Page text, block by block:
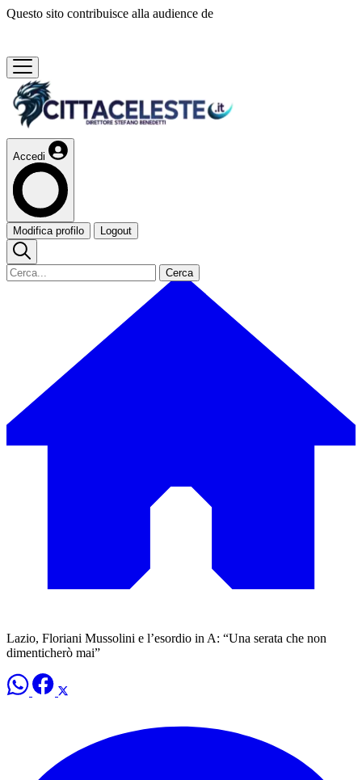
Questo sito contribuisce alla audience de
Accedi
Modifica profilo Logout
Cerca
Lazio, Floriani Mussolini e l’esordio in A: “Una serata che non
dimenticherò mai”